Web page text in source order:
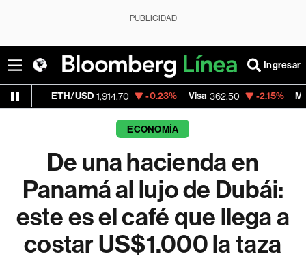
PUBLICIDAD
Ingresar
1,914.70 -0.23% Visa 362.50 -2.15% MercadoLibre
ECONOMÍA
De una hacienda en
Panamá al lujo de Dubái:
este es el café que llega a
costar US$1.000 la taza